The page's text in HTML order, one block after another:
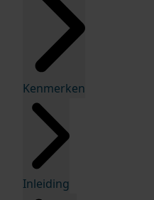
Kenmerken
Inleiding